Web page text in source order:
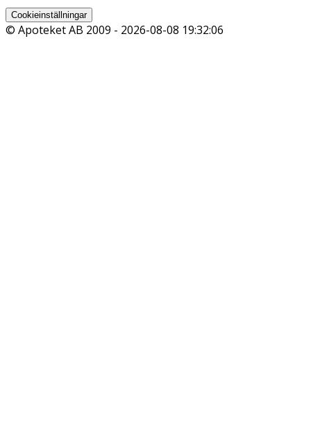
Cookieinställningar
© Apoteket AB 2009 - 2026-08-08 19:32:06